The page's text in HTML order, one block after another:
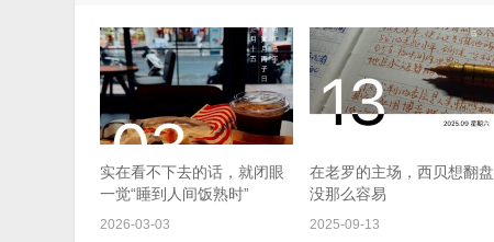
实在看不下去的话，就闭眼
一觉“睡到人间饭熟时”
2026-03-03
在老罗的主场，西贝想翻盘
没那么容易
2025-09-13